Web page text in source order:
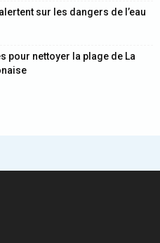
sur les dangers de l’eau
pour nettoyer la plage de La